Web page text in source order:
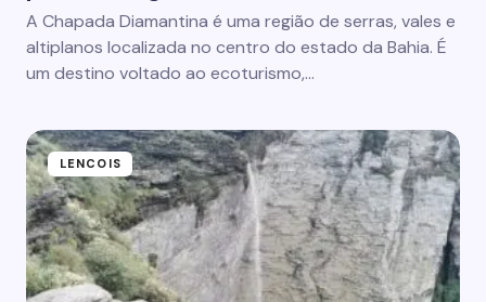
A Chapada Diamantina é uma região de serras, vales e
altiplanos localizada no centro do estado da Bahia. É
um destino voltado ao ecoturismo,…
LENCOIS